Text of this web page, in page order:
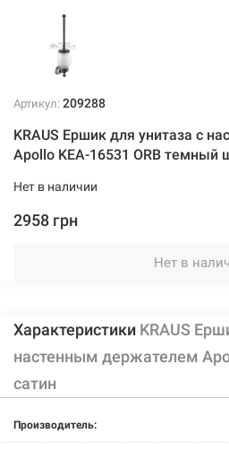
Артикул: 209288
KRAUS Ершик для унитаза с
Apollo KEA-16531 ORB темный
Нет в наличии
2958 грн
Нет в
Характеристики KRAUS
настенным держателем
сатин
Производитель: